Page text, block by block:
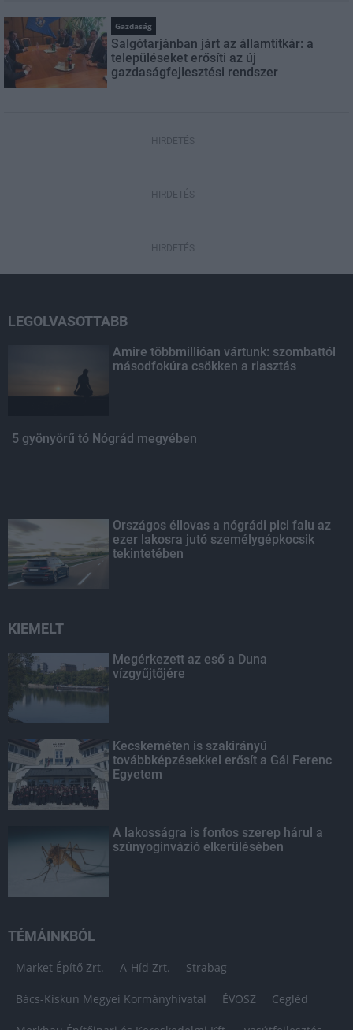
Gazdaság
Salgótarjánban járt az államtitkár: a
településeket erősíti az új
gazdaságfejlesztési rendszer
HIRDETÉS
HIRDETÉS
HIRDETÉS
LEGOLVASOTTABB
Amire többmillióan vártunk: szombattól
másodfokúra csökken a riasztás
5 gyönyörű tó Nógrád megyében
Országos éllovas a nógrádi pici falu az
ezer lakosra jutó személygépkocsik
tekintetében
KIEMELT
Megérkezett az eső a Duna
vízgyűjtőjére
Kecskeméten is szakirányú
továbbképzésekkel erősít a Gál Ferenc
Egyetem
A lakosságra is fontos szerep hárul a
szúnyoginvázió elkerülésében
TÉMÁINKBÓL
Market Építő Zrt. A-Híd Zrt. Strabag
Bács-Kiskun Megyei Kormányhivatal ÉVOSZ Cegléd